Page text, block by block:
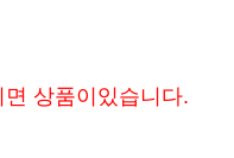
상품이있습니다.